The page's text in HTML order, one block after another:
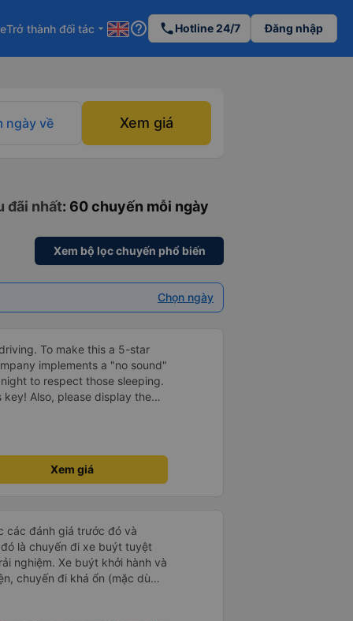
Trở thành đối tác arrow_drop_down help_outline phoneHotline 24/7 Đăng nhập
ngày về Xem giá
đãi nhất: 60 chuyến mỗi ngày
Xem bộ lọc chuyến phổ biến
Chọn ngày
To make this a 5-star
implements a "no sound"
to respect those sleeping.
Also, please display the
định rõ ràng về việc giữ im
ban đêm để tránh làm
Xem giá
các đánh giá trước đó và
là chuyến đi xe buýt tuyệt
nghiệm. Xe buýt khởi hành và
chuyến đi khá ổn (mặc dù